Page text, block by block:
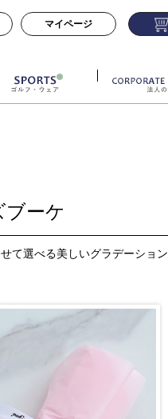
マイページ
ーケ
て選べる美しいグラデーション